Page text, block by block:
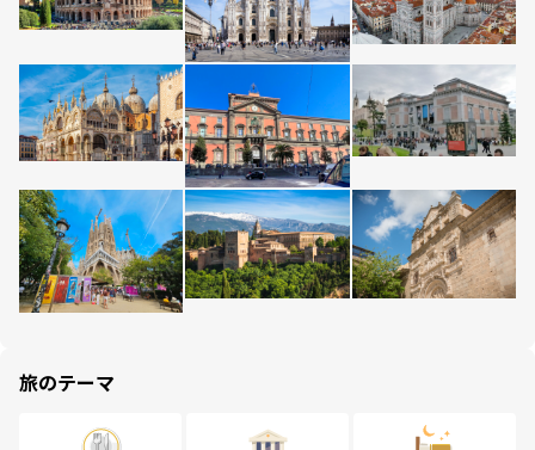
旅のテーマ